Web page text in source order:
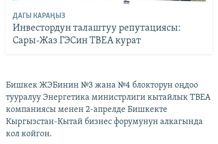
ДАГЫ КАРАҢЫЗ
Инвестордун талаштуу репутациясы:
Сары-Жаз ГЭСин TBEA курат
Бишкек ЖЭБинин №3 жана №4 блокторун оңдоо
тууралуу Энергетика министрлиги кытайлык ТВЕА
компаниясы менен 2-апрелде Бишкекте
Кыргызстан-Кытай бизнес форумунун алкагында
кол койгон.